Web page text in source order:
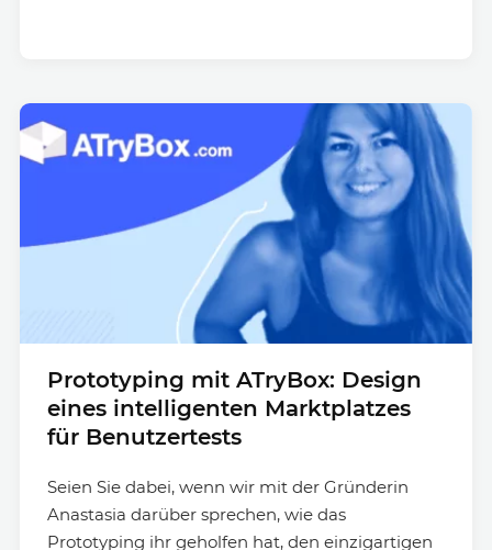
Prototyping mit ATryBox: Design
eines intelligenten Marktplatzes
für Benutzertests
Seien Sie dabei, wenn wir mit der Gründerin
Anastasia darüber sprechen, wie das
Prototyping ihr geholfen hat, den einzigartigen